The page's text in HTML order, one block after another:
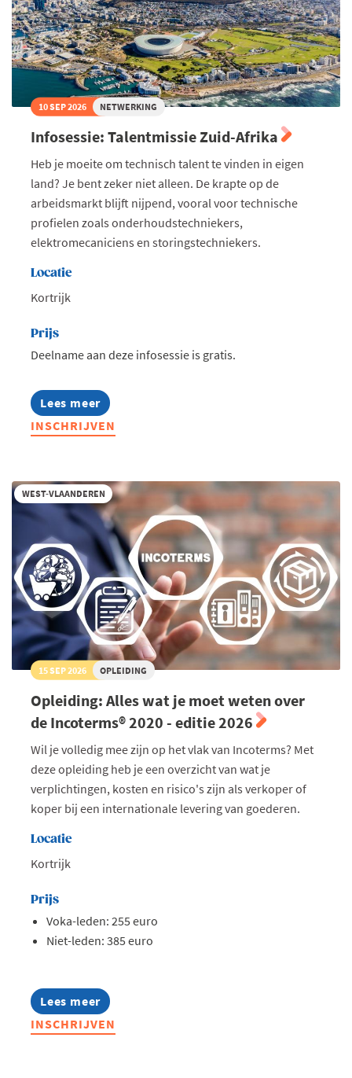
10 SEP 2026 NETWERKING
Infosessie: Talentmissie Zuid-Afrika
Heb je moeite om technisch talent te vinden in eigen
land? Je bent zeker niet alleen. De krapte op de
arbeidsmarkt blijft nijpend, vooral voor technische
profielen zoals onderhoudstechniekers,
elektromecaniciens en storingstechniekers.
Locatie
Kortrijk
Prijs
Deelname aan deze infosessie is gratis.
Lees meer
about
Infosessie:
Talentmissie
INSCHRIJVEN
WEST-VLAANDEREN
15 SEP 2026 OPLEIDING
Opleiding: Alles wat je moet weten over
de Incoterms® 2020 - editie 2026
Wil je volledig mee zijn op het vlak van Incoterms? Met
deze opleiding heb je een overzicht van wat je
verplichtingen, kosten en risico's zijn als verkoper of
koper bij een internationale levering van goederen.
Locatie
Kortrijk
Prijs
Voka-leden: 255 euro
Niet-leden: 385 euro
Lees meer
about
Opleiding:
Alles
INSCHRIJVEN